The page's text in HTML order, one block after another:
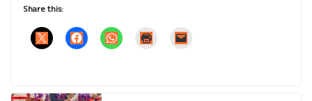
Share this: